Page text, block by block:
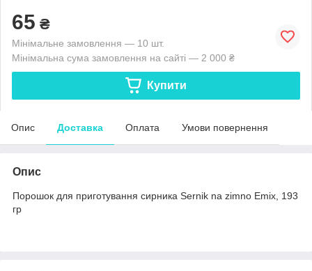
65 ₴
Мінімальне замовлення — 10 шт.
Мінімальна сума замовлення на сайті — 2 000 ₴
Купити
Опис Доставка Оплата Умови повернення
Опис
Порошок для приготування сирника Sernik na zimno Emix, 193
гр